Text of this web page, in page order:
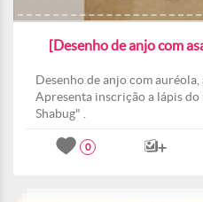
[Desenho de anjo com
Desenho de anjo com auréola,
Apresenta inscrição a lápis
Shabug" .
0